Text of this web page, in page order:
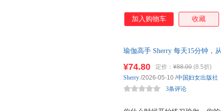
加入购物车 收藏
瑜伽高手 Sherry 每天15分钟，
¥74.80 定价： ¥88.00 (8.5折)
3条评论
Sherry /2026-05-10 /中国妇女出版社